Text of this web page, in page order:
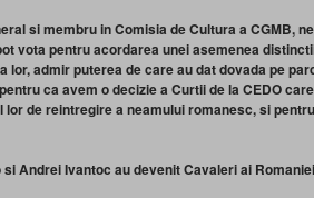
si membru in Comisia de Cultura a CGMB,
vota pentru acordarea unei asemenea
lor, admir puterea de care au dat dovada pe
ca avem o decizie a Curtii de la CEDO
de reintregire a neamului romanesc, si
Andrei Ivantoc au devenit Cavaleri ai Romaniei